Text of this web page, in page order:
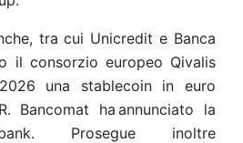
tra cui Unicredit e Banca
il consorzio europeo Qivalis
una stablecoin in euro
Bancomat ha annunciato la
Prosegue inoltre